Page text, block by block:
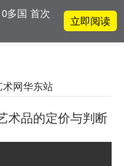
多国 首次
立即阅读
？
化精神世
天空 立即阅读
网华东站
术品的定价与判断